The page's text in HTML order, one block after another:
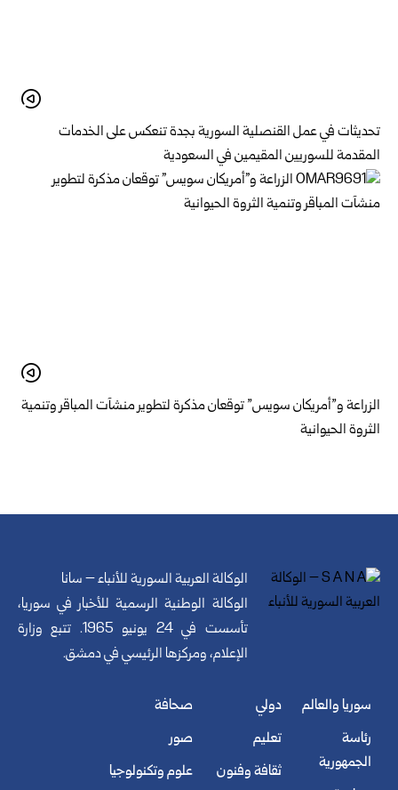
تحديثات في عمل القنصلية السورية بجدة تنعكس على الخدمات
المقدمة للسوريين المقيمين في السعودية
الزراعة و”أمريكان سويس” توقعان مذكرة لتطوير منشآت المباقر وتنمية
الثروة الحيوانية
الوكالة العربية السورية للأنباء – سانا
الوكالة الوطنية الرسمية للأخبار في سوريا،
تأسست في 24 يونيو 1965. تتبع وزارة
الإعلام، ومركزها الرئيسي في دمشق.
سوريا والعالم
رئاسة
الجمهورية
دولي
تعليم
ثقافة وفنون
صحافة
صور
علوم وتكنولوجيا